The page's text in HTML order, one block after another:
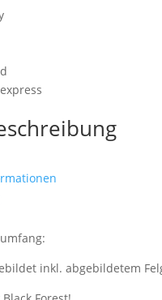
inkl. abgebildetem